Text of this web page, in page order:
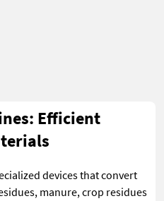
Efficient
devices that convert
manure, crop residues